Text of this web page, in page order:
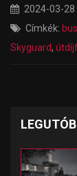
2024-03-28
Címkék:
Skyguard,